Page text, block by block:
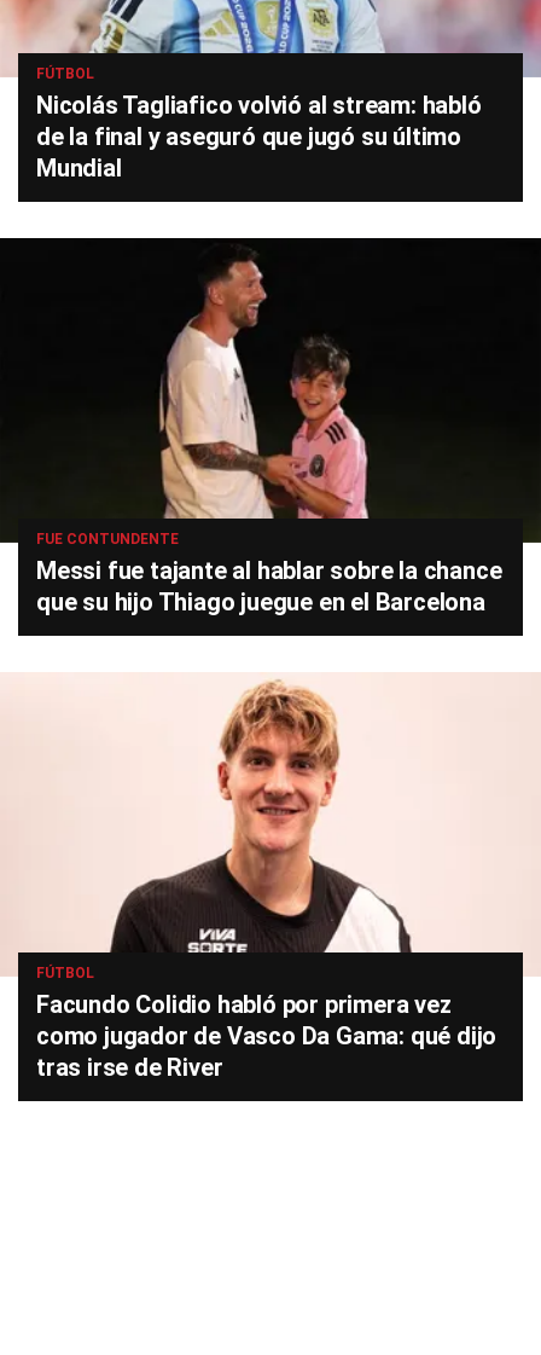
FÚTBOL
Nicolás Tagliafico volvió al stream: habló
de la final y aseguró que jugó su último
Mundial
FUE CONTUNDENTE
Messi fue tajante al hablar sobre la chance
que su hijo Thiago juegue en el Barcelona
FÚTBOL
Facundo Colidio habló por primera vez
como jugador de Vasco Da Gama: qué dijo
tras irse de River